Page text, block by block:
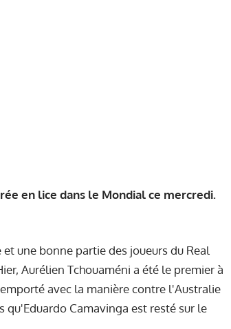
en lice dans le Mondial ce mercredi.
une bonne partie des joueurs du Real
Aurélien Tchouaméni a été le premier à
avec la manière contre l'Australie
qu'Eduardo Camavinga est resté sur le